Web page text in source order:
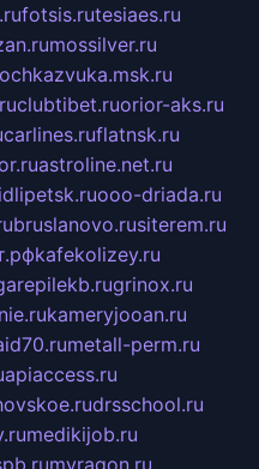
fotsis.rutesiaes.ru
mossilver.ru
clubtibet.ruorior-aks.ru
carlines.ruflatnsk.ru
astroline.net.ru
ooo-driada.ru
bruslanovo.rusiterem.ru
kafekolizey.ru
grinox.ru
kameryjooan.ru
metall-perm.ru
apiaccess.ru
drsschool.ru
medikijob.ru
myragon.ru